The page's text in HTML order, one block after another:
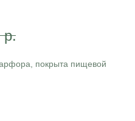
р.
покрыта пищевой